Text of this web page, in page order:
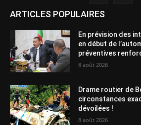
ARTICLES POPULAIRES
En prévision des
en début de
préventives
8 août 2026
Drame routier de
circonstances
dévoilées !
8 août 2026